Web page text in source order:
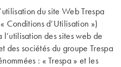
revendeur FR/FR
PALETTES TRESPA
du site Web Trespa
Conditions d’Utilisation »)
des sites web de
des sociétés du groupe Trespa
: « Trespa » et les